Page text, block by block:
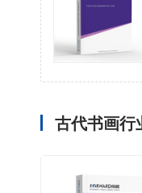
古代书画行